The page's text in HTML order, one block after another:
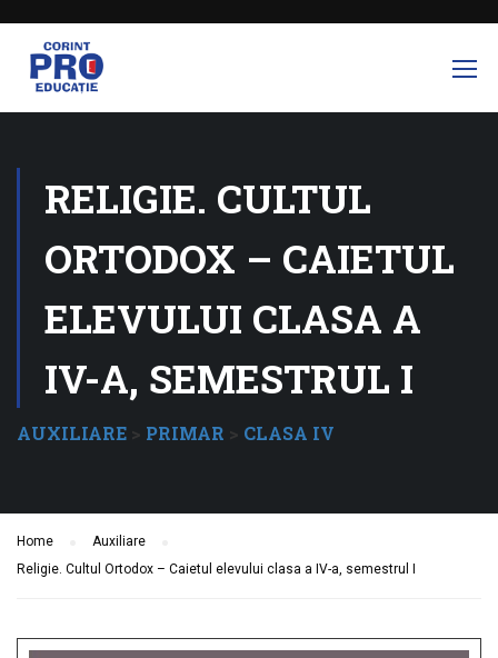
RELIGIE. CULTUL
ORTODOX – CAIETUL
ELEVULUI CLASA A
IV-A, SEMESTRUL I
AUXILIARE > PRIMAR > CLASA IV
Home
Auxiliare
Religie. Cultul Ortodox – Caietul elevului clasa a IV-a, semestrul I